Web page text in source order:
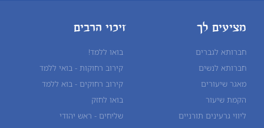
מציעים לך
חברותא לגברים
חברותא לנשים
מאגר שיעורים
הקמת שיעור
ליווי גרעינים תורניים
זיכוי הרבים
בואו ללמד!
קירוב רחוקות - בואי ללמד
קירוב רחוקים - בוא ללמד
בואו לחזק
שליחים - ראש יהודי